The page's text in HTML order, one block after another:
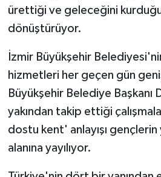
ürettiği ve geleceğini
dönüştürüyor.
İzmir Büyükşehir
hizmetleri her geçen gün
Büyükşehir Belediye Başkanı
yakından takip ettiği
dostu kent' anlayışı gençlerin
alanına yayılıyor.